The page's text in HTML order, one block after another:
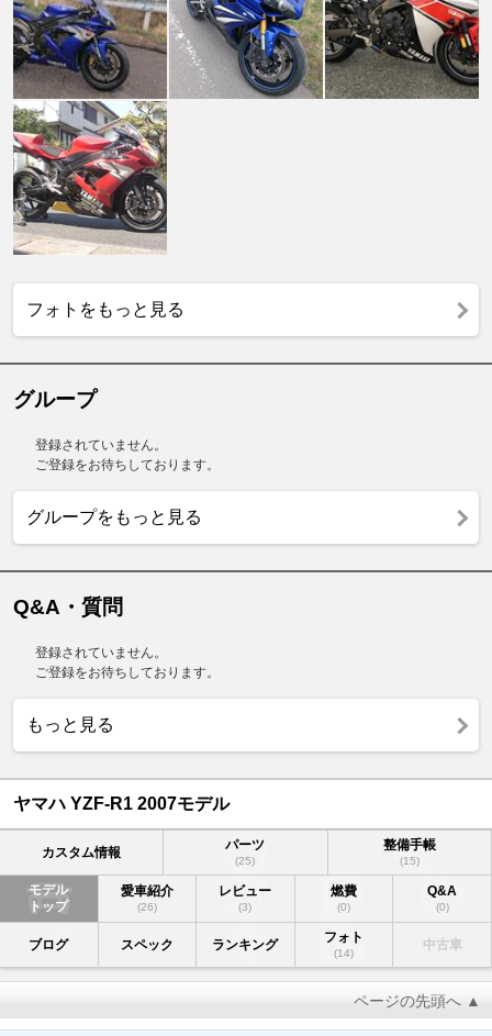
フォトをもっと見る
グループ
登録されていません。
ご登録をお待ちしております。
グループをもっと見る
Q&A・質問
登録されていません。
ご登録をお待ちしております。
もっと見る
ヤマハ YZF-R1 2007モデル
カスタム情報 パーツ
(25)
整備手帳
(15)
モデル
トップ
愛車紹介
(26)
レビュー
(3)
燃費
(0)
Q&A
(0)
ブログ スペック ランキング フォト
(14)
中古車
ページの先頭へ ▲